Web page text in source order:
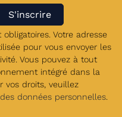
Votre adresse
pour vous envoyer les
Vous pouvez à tout
intégré dans la
vos droits, veuillez
données personnelles